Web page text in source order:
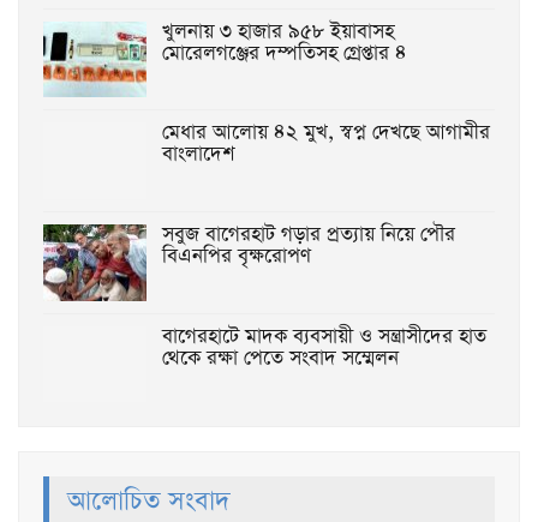
খুলনায় ৩ হাজার ৯৫৮ ইয়াবাসহ
মোরেলগঞ্জের দম্পতিসহ গ্রেপ্তার ৪
মেধার আলোয় ৪২ মুখ, স্বপ্ন দেখছে আগামীর
বাংলাদেশ
সবুজ বাগেরহাট গড়ার প্রত্যায় নিয়ে পৌর
বিএনপির বৃক্ষরোপণ
বাগেরহাটে মাদক ব্যবসায়ী ও সন্ত্রাসীদের হাত
থেকে রক্ষা পেতে সংবাদ সম্মেলন
আলোচিত সংবাদ